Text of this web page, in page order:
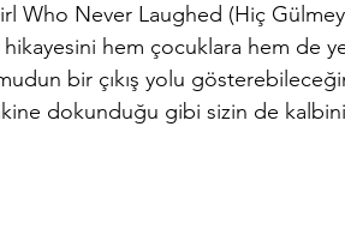
Who Never Laughed (Hiç
hem çocuklara hem de
bir çıkış yolu
dokunduğu gibi sizin de